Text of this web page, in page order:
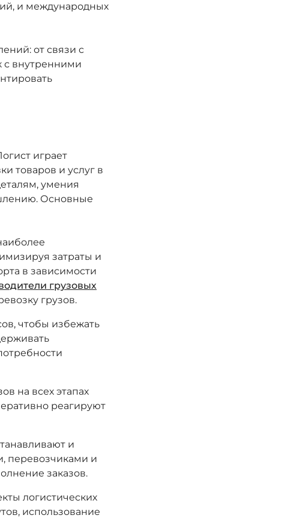
и международных
от связи с
с внутренними
играет
товаров и услуг в
умения
Основные
затраты и
в зависимости
грузовых
грузов.
чтобы избежать
на всех этапах
реагируют
и
перевозчиками и
заказов.
логистических
использование